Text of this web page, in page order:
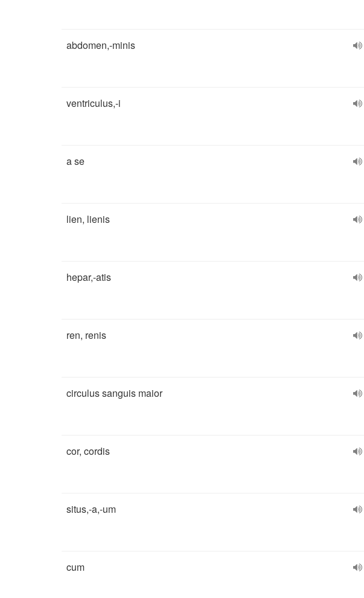
abdomen,-minis
ventriculus,-i
a se
lien, lienis
hepar,-atis
ren, renis
circulus sanguis maior
cor, cordis
situs,-a,-um
cum